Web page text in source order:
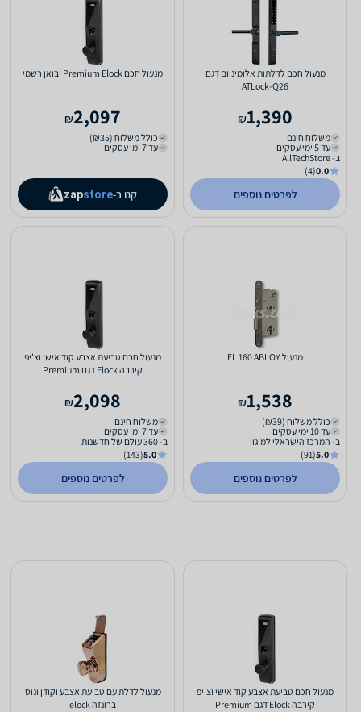
מנעול חכם לדלתות אלומיניום דגם
ATLock-Q26
1,390
₪
משלוח חינם
עד 5 ימי עסקים
ב- AllTechStore
0.0
(4)
לפרטים נוספים
‏מנעול חכם Premium Elock יבואן רשמי
2,097
₪
כולל משלוח (₪35)
עד 7 ימי עסקים
קנו ב- zapstore
מנעול EL 160 ABLOY
1,538
₪
כולל משלוח (₪39)
עד 10 ימי עסקים
ב- המרכז הישראלי למיגון
5.0
(91)
לפרטים נוספים
מנעול חכם טביעת אצבע קוד אישי וצ'יפ
קירבה Elock דגם Premium
2,098
₪
משלוח חינם
עד 7 ימי עסקים
ב- 360 עולם של חדשנות
5.0
(143)
לפרטים נוספים
מנעול חכם טביעת אצבע קוד אישי וצ'יפ
קירבה Elock דגם Premium
מנעול לדלת עם טביעת אצבע וקודן ונוס
ברונזה elock